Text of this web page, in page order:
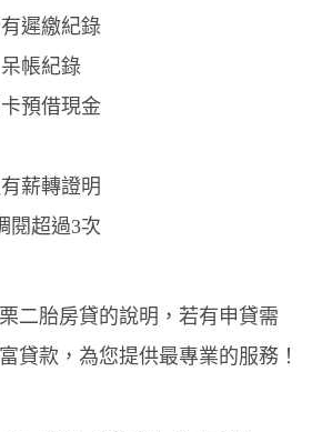
遲繳紀錄
帳紀錄
預借現金
薪轉證明
閱超過3次
二胎房貸的說明，若有申貸需
貸款，為您提供最專業的服務！